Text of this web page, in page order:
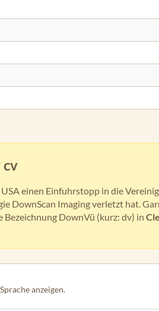
cv
einen Einfuhrstopp in die
DownScan Imaging verletzt hat.
Bezeichnung DownVü (kurz: dv) in
anzeigen.